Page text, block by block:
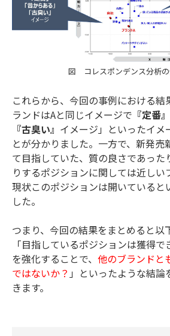
図 コレスポンデンス分析
これらから、今回の事例における結
ランドはAと同じイメージで 『定番
『古臭い』 イメージ」といったイメ
とが分かりました。一方で、新発売
て目指していた、質の良さであった
りするポジションに関しては近しい
現状このポジションは開いていると
した。
つまり、今回の結果をまとめると以
「目指しているポジションは獲得
を強化することで、 他のブランドと
ではないか？ 」といったような結
きます。